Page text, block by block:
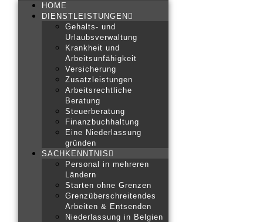
HOME
DIENSTLEISTUNGEN
Gehalts- und
Urlaubsverwaltung
Krankheit und
Arbeitsunfähigkeit
Versicherung
Zusatzleistungen
Arbeitsrechtliche
Beratung
Steuerberatung
Finanzbuchhaltung
Eine Niederlassung
gründen
SACHKENNTNIS
Personal in mehreren
Ländern
Starten ohne Grenzen
Grenzüberschreitendes
Arbeiten & Entsenden
Niederlassung in Belgien